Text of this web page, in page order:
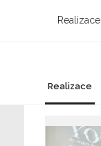
Realizace
Realizace